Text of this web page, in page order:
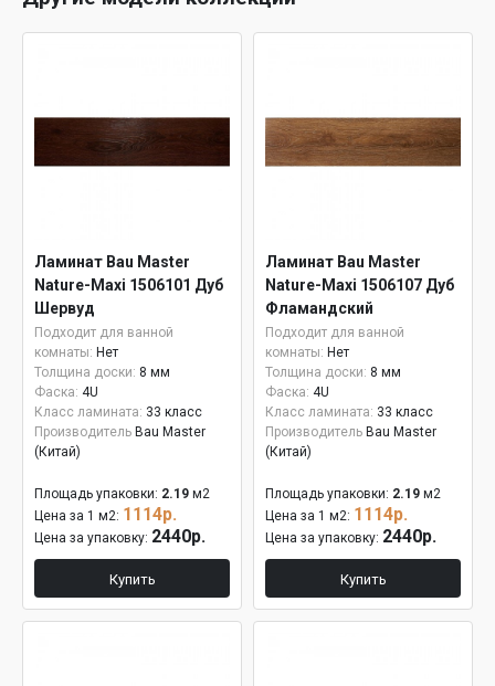
Ламинат Bau Master
Nature-Maxi 1506101 Дуб
Шервуд
Подходит для ванной
комнаты: Нет
Толщина доски: 8 мм
Фаска: 4U
Класс ламината: 33 класс
Производитель Bau Master
(Китай)
Площадь упаковки: 2.19 м2
Цена за 1 м2: 1114р.
Цена за упаковку: 2440р.
Купить
Ламинат Bau Master
Nature-Maxi 1506107 Дуб
Фламандский
Подходит для ванной
комнаты: Нет
Толщина доски: 8 мм
Фаска: 4U
Класс ламината: 33 класс
Производитель Bau Master
(Китай)
Площадь упаковки: 2.19 м2
Цена за 1 м2: 1114р.
Цена за упаковку: 2440р.
Купить